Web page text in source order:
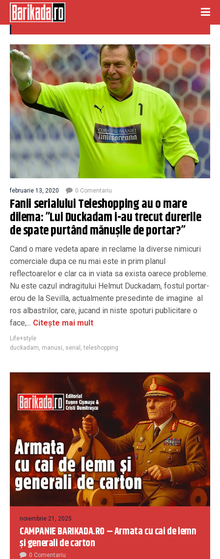
manusi
februarie 13, 2020 0 Comentariu
Fanii serialului Teleshopping au o mare
dilema: ”Lui Duckadam i-au trecut durerile
de spate purtând mănușile de portar?”
Cand o mare vedeta apare in reclame la diverse nimicuri
comerciale dupa ce nu mai este in prim planul
reflectoarelor e clar ca in viata sa exista oarece probleme.
Nu este cazul indragitului Helmut Duckadam, fostul portar-
erou de la Sevilla, actualmente presedinte de imagine al
ros albastrilor, care, jucand in niste spoturi publicitare o
face,... Citește mai mult
Life+style
duckadam, manusi, serial ,teleshopping
noiembrie 21, 2025
CAMPANIE BARIKADA.RO – Armata cu cai de lemn
și generali de carton
0 Comentariu